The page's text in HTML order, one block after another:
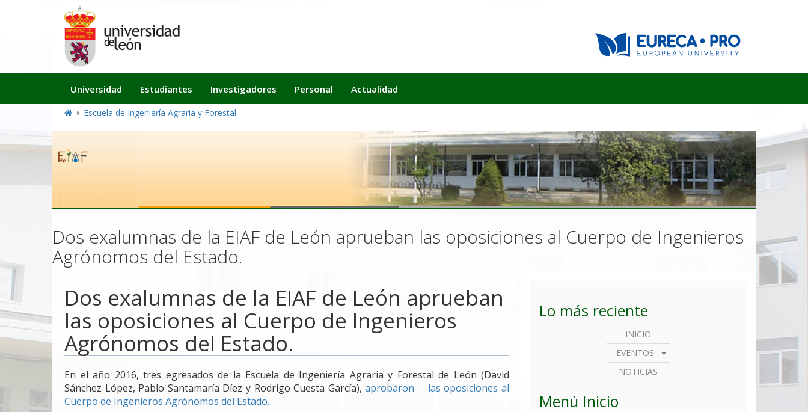
Navegación
principal
Universidad Estudiantes Investigadores Personal Actualidad
Escuela de Ingeniería Agraria y Forestal
Dos exalumnas de la EIAF de León aprueban las oposiciones al Cuerpo de Ingenieros
Agrónomos del Estado.
Dos exalumnas de la EIAF de León aprueban
las oposiciones al Cuerpo de Ingenieros
Agrónomos del Estado.
En el año 2016, tres egresados de la Escuela de Ingeniería Agraria y Forestal de León (David
Sánchez López, Pablo Santamaría Díez y Rodrigo Cuesta García),aprobaron las oposiciones al
Cuerpo de Ingenieros Agrónomos del Estado.
Lo más reciente
INICIO
EVENTOS
NOTICIAS
Menú Inicio